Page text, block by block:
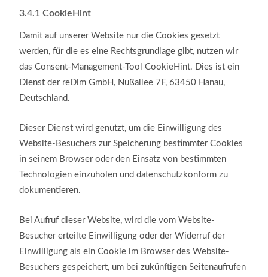
3.4.1 CookieHint
Damit auf unserer Website nur die Cookies gesetzt
werden, für die es eine Rechtsgrundlage gibt, nutzen wir
das Consent-Management-Tool CookieHint. Dies ist ein
Dienst der reDim GmbH, Nußallee 7F, 63450 Hanau,
Deutschland.
Dieser Dienst wird genutzt, um die Einwilligung des
Website-Besuchers zur Speicherung bestimmter Cookies
in seinem Browser oder den Einsatz von bestimmten
Technologien einzuholen und datenschutzkonform zu
dokumentieren.
Bei Aufruf dieser Website, wird die vom Website-
Besucher erteilte Einwilligung oder der Widerruf der
Einwilligung als ein Cookie im Browser des Website-
Besuchers gespeichert, um bei zukünftigen Seitenaufrufen